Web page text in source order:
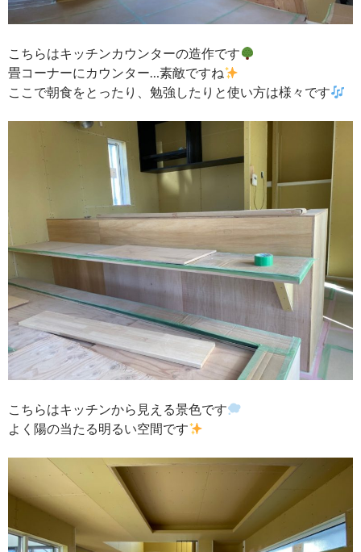
こちらはキッチンカウンターの造作です
畳コーナーにカウンター…素敵ですね
ここで朝食をとったり、勉強したりと使い方は様々です
こちらはキッチンから見える景色です
よく陽の当たる明るい空間です